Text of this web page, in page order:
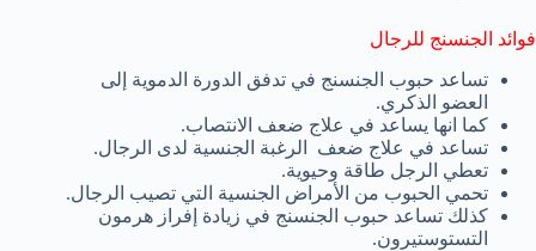
فوائد الجنسنج للرجال
تساعد حبوب الجنسنج في تدفق الدورة الدموية إلى
العضو الذكري.
كما انها يساعد في علاج ضعف الانتصاب.
تساعد في علاج ضعف الرغبة الجنسية لدى الرجال.
تعطي الرجل طاقة وحيوية.
تحمي الحبوب من الأمراض الجنسية التي تصيب الرجال.
كذلك تساعد حبوب الجنسنج في زيادة إفراز هرمون
التستوستيرون.